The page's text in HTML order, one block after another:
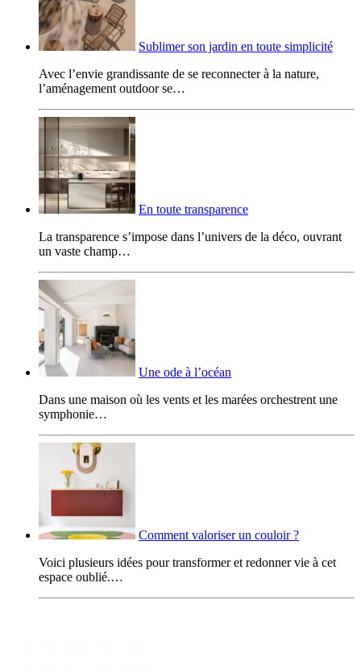
Sublimer son jardin en toute simplicité
Avec l’envie grandissante de se reconnecter à la nature,
l’aménagement outdoor se…
En toute transparence
La transparence s’impose dans l’univers de la déco, ouvrant
un vaste champ…
Une ode à l’océan
Dans une maison où les vents et les marées orchestrent une
symphonie…
Comment valoriser un couloir ?
Voici plusieurs idées pour transformer et redonner vie à cet
espace oublié.…